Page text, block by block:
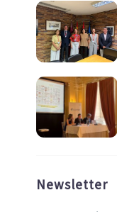
Newsletter